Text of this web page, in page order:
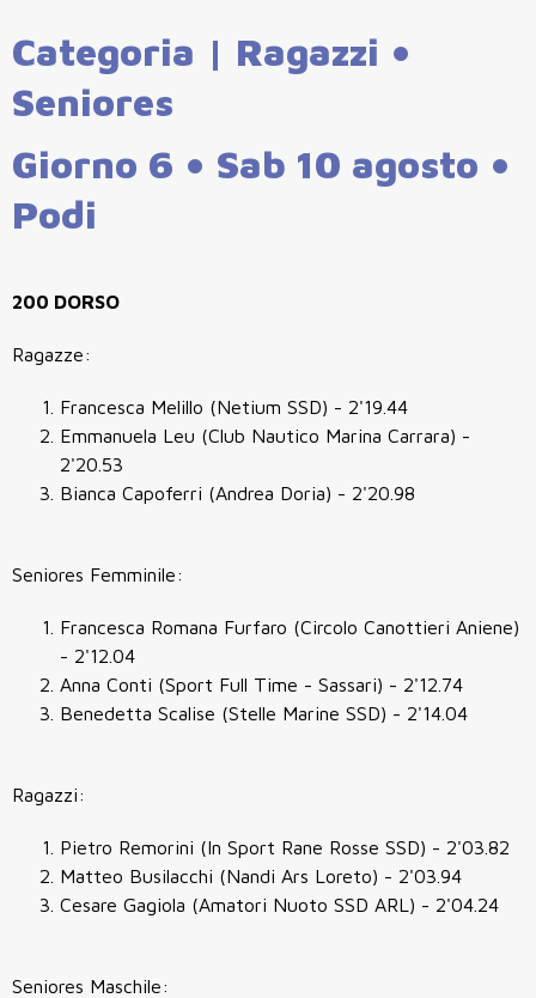
Categoria | Ragazzi •
Seniores
Giorno 6 • Sab 10 agosto •
Podi
200 DORSO
Ragazze:
Francesca Melillo (Netium SSD) - 2'19.44
Emmanuela Leu (Club Nautico Marina Carrara) -
2'20.53
Bianca Capoferri (Andrea Doria) - 2'20.98
Seniores Femminile:
Francesca Romana Furfaro (Circolo Canottieri Aniene)
- 2'12.04
Anna Conti (Sport Full Time - Sassari) - 2'12.74
Benedetta Scalise (Stelle Marine SSD) - 2'14.04
Ragazzi:
Pietro Remorini (In Sport Rane Rosse SSD) - 2'03.82
Matteo Busilacchi (Nandi Ars Loreto) - 2'03.94
Cesare Gagiola (Amatori Nuoto SSD ARL) - 2'04.24
Seniores Maschile: